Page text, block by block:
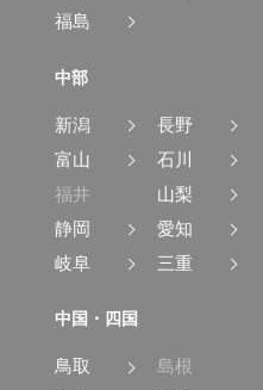
福島
中部
新潟
長野
富山
石川
福井
山梨
静岡
愛知
岐阜
三重
中国・四国
鳥取
島根